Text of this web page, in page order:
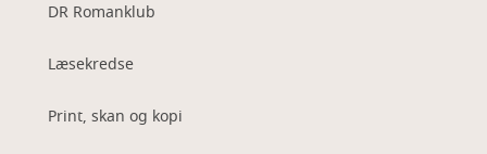
DR Romanklub
Læsekredse
Print, skan og kopi